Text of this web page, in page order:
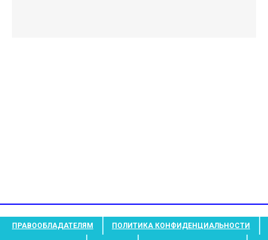
ПРАВООБЛАДАТЕЛЯМ ПОЛИТИКА КОНФИДЕНЦИАЛЬНОСТИ